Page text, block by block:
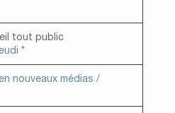
tout public
*
nouveaux médias /